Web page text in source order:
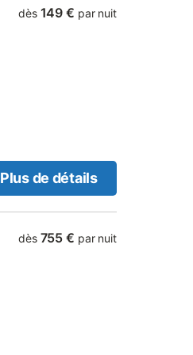
dès 149 € par nuit
Plus de détails
dès 755 € par nuit